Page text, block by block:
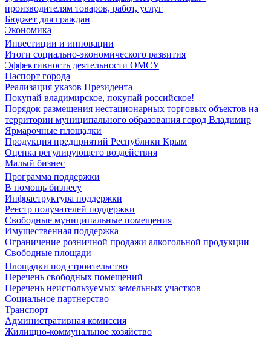
производителям товаров, работ, услуг
Бюджет для граждан
Экономика
Инвестиции и инновации
Итоги социально-экономического развития
Эффективность деятельности ОМСУ
Паспорт города
Реализация указов Президента
Покупай владимирское, покупай российское!
Порядок размещения нестационарных торговых объектов на
территории муниципального образования город Владимир
Ярмарочные площадки
Продукция предприятий Республики Крым
Оценка регулирующего воздействия
Малый бизнес
Программа поддержки
В помощь бизнесу
Инфраструктура поддержки
Реестр получателей поддержки
Свободные муниципальные помещения
Имущественная поддержка
Ограничение розничной продажи алкогольной продукции
Свободные площади
Площадки под строительство
Перечень свободных помещений
Перечень неиспользуемых земельных участков
Социальное партнерство
Транспорт
Административная комиссия
Жилищно-коммунальное хозяйство